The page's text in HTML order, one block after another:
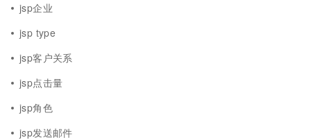
jsp企业
jsp type
jsp客户关系
jsp点击量
jsp角色
jsp发送邮件